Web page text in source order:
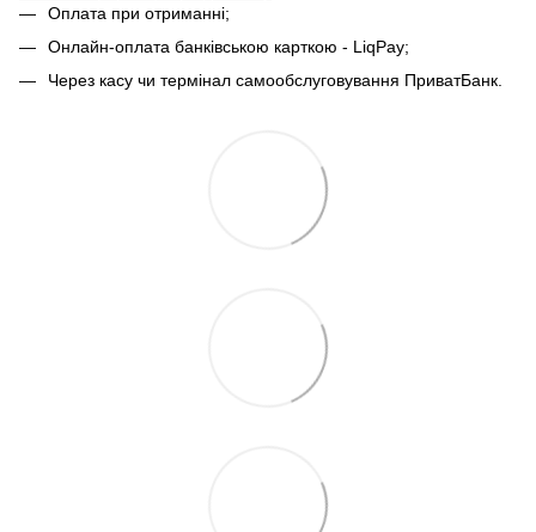
Оплата при отриманні;
Онлайн-оплата банківською карткою - LiqPay;
Через касу чи термінал самообслуговування ПриватБанк.